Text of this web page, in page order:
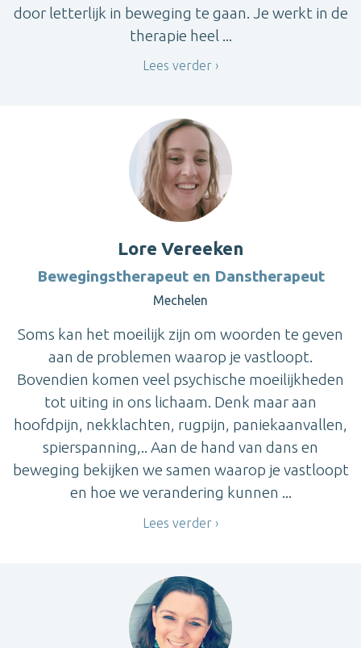
door letterlijk in beweging te gaan. Je werkt in de
therapie heel ...
Lees verder
Lore Vereeken
Bewegingstherapeut en Danstherapeut
Mechelen
Soms kan het moeilijk zijn om woorden te geven
aan de problemen waarop je vastloopt.
Bovendien komen veel psychische moeilijkheden
tot uiting in ons lichaam. Denk maar aan
hoofdpijn, nekklachten, rugpijn, paniekaanvallen,
spierspanning,.. Aan de hand van dans en
beweging bekijken we samen waarop je vastloopt
en hoe we verandering kunnen ...
Lees verder